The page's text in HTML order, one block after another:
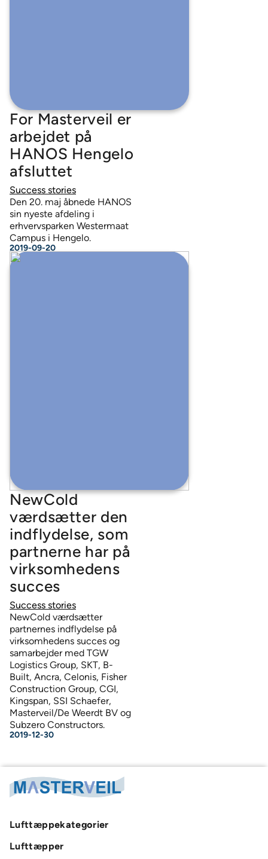
For Masterveil er
arbejdet på
HANOS Hengelo
afsluttet
Success stories
Den 20. maj åbnede HANOS
sin nyeste afdeling i
erhvervsparken Westermaat
Campus i Hengelo.
2019-09-20
NewCold
værdsætter den
indflydelse, som
partnerne har på
virksomhedens
succes
Success stories
NewCold værdsætter
partnernes indflydelse på
virksomhedens succes og
samarbejder med TGW
Logistics Group, SKT, B-
Built, Ancra, Celonis, Fisher
Construction Group, CGI,
Kingspan, SSI Schaefer,
Masterveil/De Weerdt BV og
Subzero Constructors.
2019-12-30
Lufttæppekategorier
Lufttæpper